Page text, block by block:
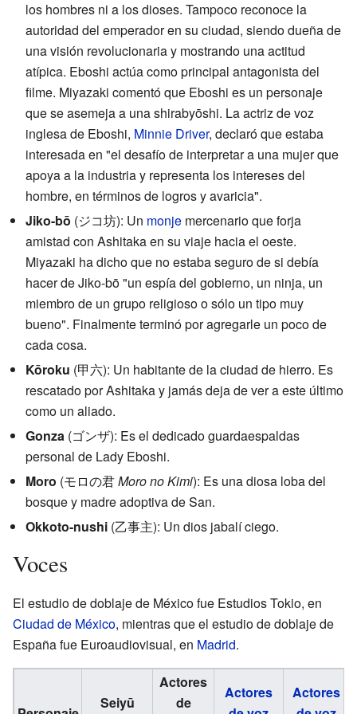
los hombres ni a los dioses. Tampoco reconoce la
autoridad del emperador en su ciudad, siendo dueña de
una visión revolucionaria y mostrando una actitud
atípica. Eboshi actúa como principal antagonista del
filme. Miyazaki comentó que Eboshi es un personaje
que se asemeja a una shirabyōshi. La actriz de voz
inglesa de Eboshi, Minnie Driver, declaró que estaba
interesada en "el desafío de interpretar a una mujer que
apoya a la industria y representa los intereses del
hombre, en términos de logros y avaricia".
Jiko-bō (ジコ坊): Un monje mercenario que forja
amistad con Ashitaka en su viaje hacia el oeste.
Miyazaki ha dicho que no estaba seguro de si debía
hacer de Jiko-bō "un espía del gobierno, un ninja, un
miembro de un grupo religioso o sólo un tipo muy
bueno". Finalmente terminó por agregarle un poco de
cada cosa.
Kōroku (甲六): Un habitante de la ciudad de hierro. Es
rescatado por Ashitaka y jamás deja de ver a este último
como un aliado.
Gonza (ゴンザ): Es el dedicado guardaespaldas
personal de Lady Eboshi.
Moro (モロの君Moro no Kimi): Es una diosa loba del
bosque y madre adoptiva de San.
Okkoto-nushi (乙事主): Un dios jabalí ciego.
Voces
El estudio de doblaje de México fue Estudios Tokio, en
Ciudad de México, mientras que el estudio de doblaje de
España fue Euroaudiovisual, en Madrid.
Seiyū
Actores
de
Actores
Actores